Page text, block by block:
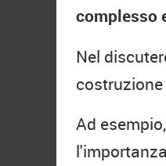
complesso
Nel
Ad